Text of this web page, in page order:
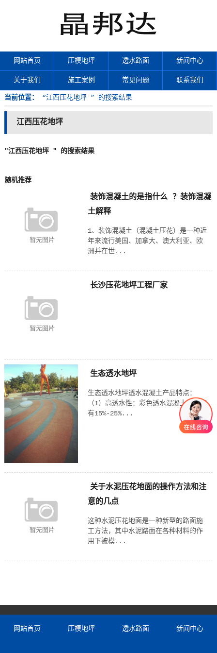
网站首页 压模地坪 透水路面 新闻中心
关于我们 施工案例 常见问题 联系我们
当前位置： “江西压花地坪 ” 的搜索结果
江西压花地坪
"江西压花地坪 " 的搜索结果
随机推荐
装饰混凝土的是指什么 ？装饰混凝
土解释
1、装饰混凝土（混凝土压花）是一种近
年来流行美国、加拿大、澳大利亚、欧
洲并在世...
长沙压花地坪工程厂家
生态透水地坪
生态透水地坪透水混凝土产品特点：
（1）高透水性：彩色透水混凝土地坪拥
有15%-25%...
关于水泥压花地面的操作方法和注
意的几点
这种水泥压花地面是一种新型的路面施
工方法，其中水泥路面在各种材料的作
用下被模...
网站首页 压模地坪 透水路面 新闻中心